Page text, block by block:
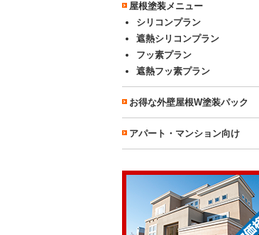
屋根塗装メニュー
シリコンプラン
遮熱シリコンプラン
フッ素プラン
遮熱フッ素プラン
お得な外壁屋根W塗装パック
アパート・マンション向け